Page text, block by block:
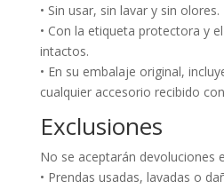
• Sin usar, sin lavar y sin olores.
• Con la etiqueta protectora y
intactos.
• En su embalaje original,
cualquier accesorio recibido
Exclusiones
No se aceptarán devoluciones
• Prendas usadas, lavadas o